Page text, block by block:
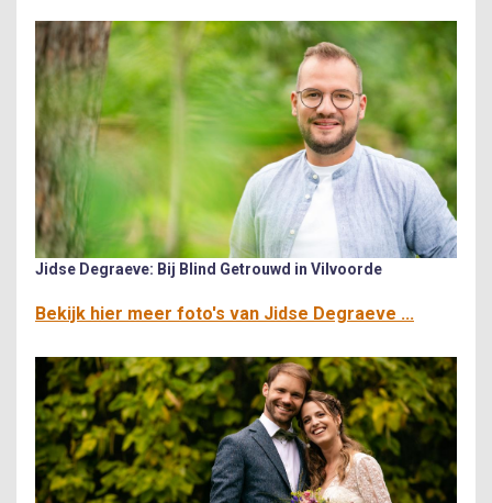
Jidse Degraeve: Bij Blind Getrouwd in Vilvoorde
Bekijk hier meer foto's van Jidse Degraeve ...